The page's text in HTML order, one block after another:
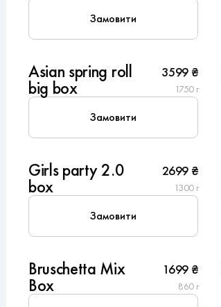
Замовити
New
8
Asian spring roll
big box
3599 ₴
1750 г
Замовити
New
6
Girls party 2.0
box
2699 ₴
1300 г
Замовити
4
Bruschetta Mix
Box
1699 ₴
860 г